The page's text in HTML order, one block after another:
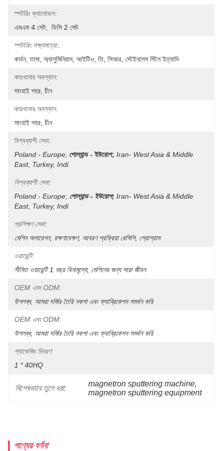
স্পটরিং ক্যাথোডস:
এমএফ 4 সেট;  ডিসি 2 সেট
স্পটারিং লক্ষ্যমাত্রা:
কার্বন, তামা, অ্যালুমিনিয়াম, আইটিও, তি, সিআর, স্টেইনলেস স্টিল ইত্যাদি
কারখানার অবস্থান:
সাংহাই শহর, চীন
কারখানার অবস্থান:
সাংহাই শহর, চীন
বিশ্বব্যাপী সেবা:
Poland - Europe; পোল্যান্ড - ইউরোপ; Iran- West Asia & Middle
East, Turkey, Indi
বিশ্বব্যাপী সেবা:
Poland - Europe; পোল্যান্ড - ইউরোপ; Iran- West Asia & Middle
East, Turkey, Indi
প্রশিক্ষণ সেবা:
মেশিন অপারেশন, রক্ষণাবেক্ষণ, আবরণ প্রক্রিয়া রেসিপি, প্রোগ্রাম
ওয়ারেন্টি:
সীমিত ওয়ারেন্টি 1 বছর বিনামূল্যে, মেশিনের জন্য সারা জীবন
OEM এবং ODM:
উপলব্ধ, আমরা দর্জির তৈরি নকশা এবং ফ্যাব্রিকেশন সমর্থন করি
OEM এবং ODM:
উপলব্ধ, আমরা দর্জির তৈরি নকশা এবং ফ্যাব্রিকেশন সমর্থন করি
প্যাকেজিং বিবরণ:
1 * 40HQ
বিশেষভাবে তুলে ধরা:
magnetron sputtering machine,
magnetron sputtering equipment
পণ্যের বর্ণনা